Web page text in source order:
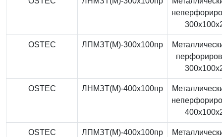
OSTEC ЛПМЗТ(М)-300x100пр
OSTEC ЛНМЗТ(М)-400x100пр
OSTEC ЛПМЗТ(М)-400x100пр